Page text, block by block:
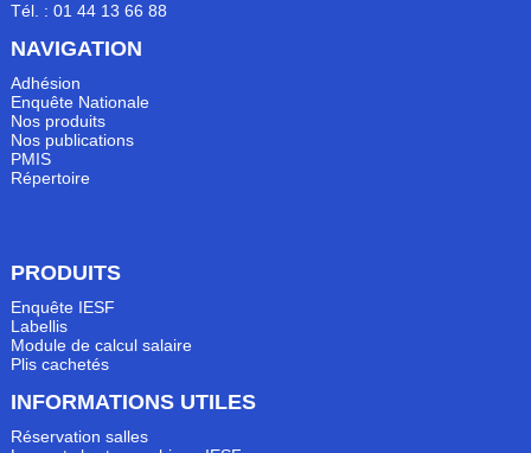
Tél. : 01 44 13 66 88
NAVIGATION
Adhésion
Enquête Nationale
Nos produits
Nos publications
PMIS
Répertoire
PRODUITS
Enquête IESF
Labellis
Module de calcul salaire
Plis cachetés
INFORMATIONS UTILES
Réservation salles